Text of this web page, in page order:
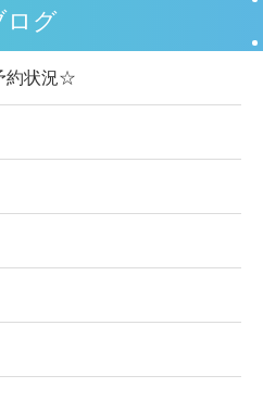
ログ
約状況☆